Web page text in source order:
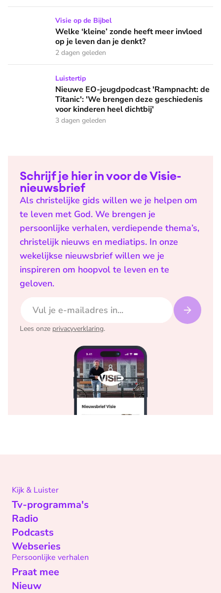
Welke ‘kleine’ zonde heeft meer invloed op je leven dan je
Visie op de Bijbel
Welke ‘kleine’ zonde heeft meer invloed
op je leven dan je denkt?
2 dagen geleden
Nieuwe EO-jeugdpodcast 'Rampnacht: de Titanic': 'We
Luistertip
Nieuwe EO-jeugdpodcast 'Rampnacht: de
Titanic': 'We brengen deze geschiedenis
voor kinderen heel dichtbij'
3 dagen geleden
Schrijf je hier in voor de Visie-
nieuwsbrief
Als christelijke gids willen we je helpen om
te leven met God. We brengen je
persoonlijke verhalen, verdiepende thema’s,
christelijk nieuws en mediatips. In onze
wekelijkse nieuwsbrief willen we je
inspireren om hoopvol te leven en te
geloven.
Lees onze privacyverklaring.
Kijk & Luister
Tv-programma's
Radio
Podcasts
Webseries
Persoonlijke verhalen
Praat mee
Nieuw